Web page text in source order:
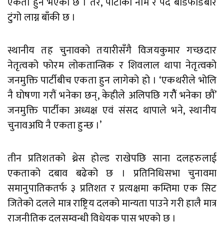
टुंगो लाग्न बाँकी छ ।
स्थानीय तह चुनावको तयारीसँगै विजयकुमार गच्छदार
नेतृत्वको फोरम लोकतान्त्रिक र शिवलाल थापा नेतृत्वको
जनमुक्ति पार्टीबीच एकता हुन लागेको हो । ‘एकथरीले भोलि
नै घोषणा गरौं भनेका छन्, केहीले अलिपछि गरौैं भनेका छौं’
जनमुक्ति पार्टीका अध्यक्ष एवं संसद थापाले भने, स्थानीय
चुनावअघि नै एकता हुन्छ ।’
तीन प्रतिशतको थ्रेस होल्ड राखेपछि साना दलहरुलाई
एकताको दबाव बढेको छ । प्रतिनिधिसभा चुनावमा
समानुपातिकतर्फ ३ प्रतिशत र प्रत्यक्षमा कम्तिमा एक सिट
जितेको दलले मात्र राष्ट्रिय दलको मान्यता पाउने गरी हालै मात्र
राजनीतिक दलसम्वन्धी विधेयक पास भएको छ ।